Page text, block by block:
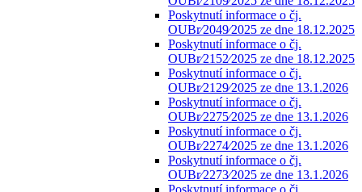
Poskytnutí informace o čj.
OUBr⁄2049⁄2025 ze dne 18.12.2025
Poskytnutí informace o čj.
OUBr⁄2152⁄2025 ze dne 18.12.2025
Poskytnutí informace o čj.
OUBr⁄2129⁄2025 ze dne 13.1.2026
Poskytnutí informace o čj.
OUBr⁄2275⁄2025 ze dne 13.1.2026
Poskytnutí informace o čj.
OUBr⁄2274⁄2025 ze dne 13.1.2026
Poskytnutí informace o čj.
OUBr⁄2273⁄2025 ze dne 13.1.2026
Poskytnutí informace o čj.